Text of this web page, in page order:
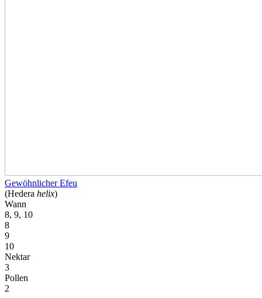
Gewöhnlicher Efeu
(Hedera helix)
Wann
8, 9, 10
8
9
10
Nektar
3
Pollen
2